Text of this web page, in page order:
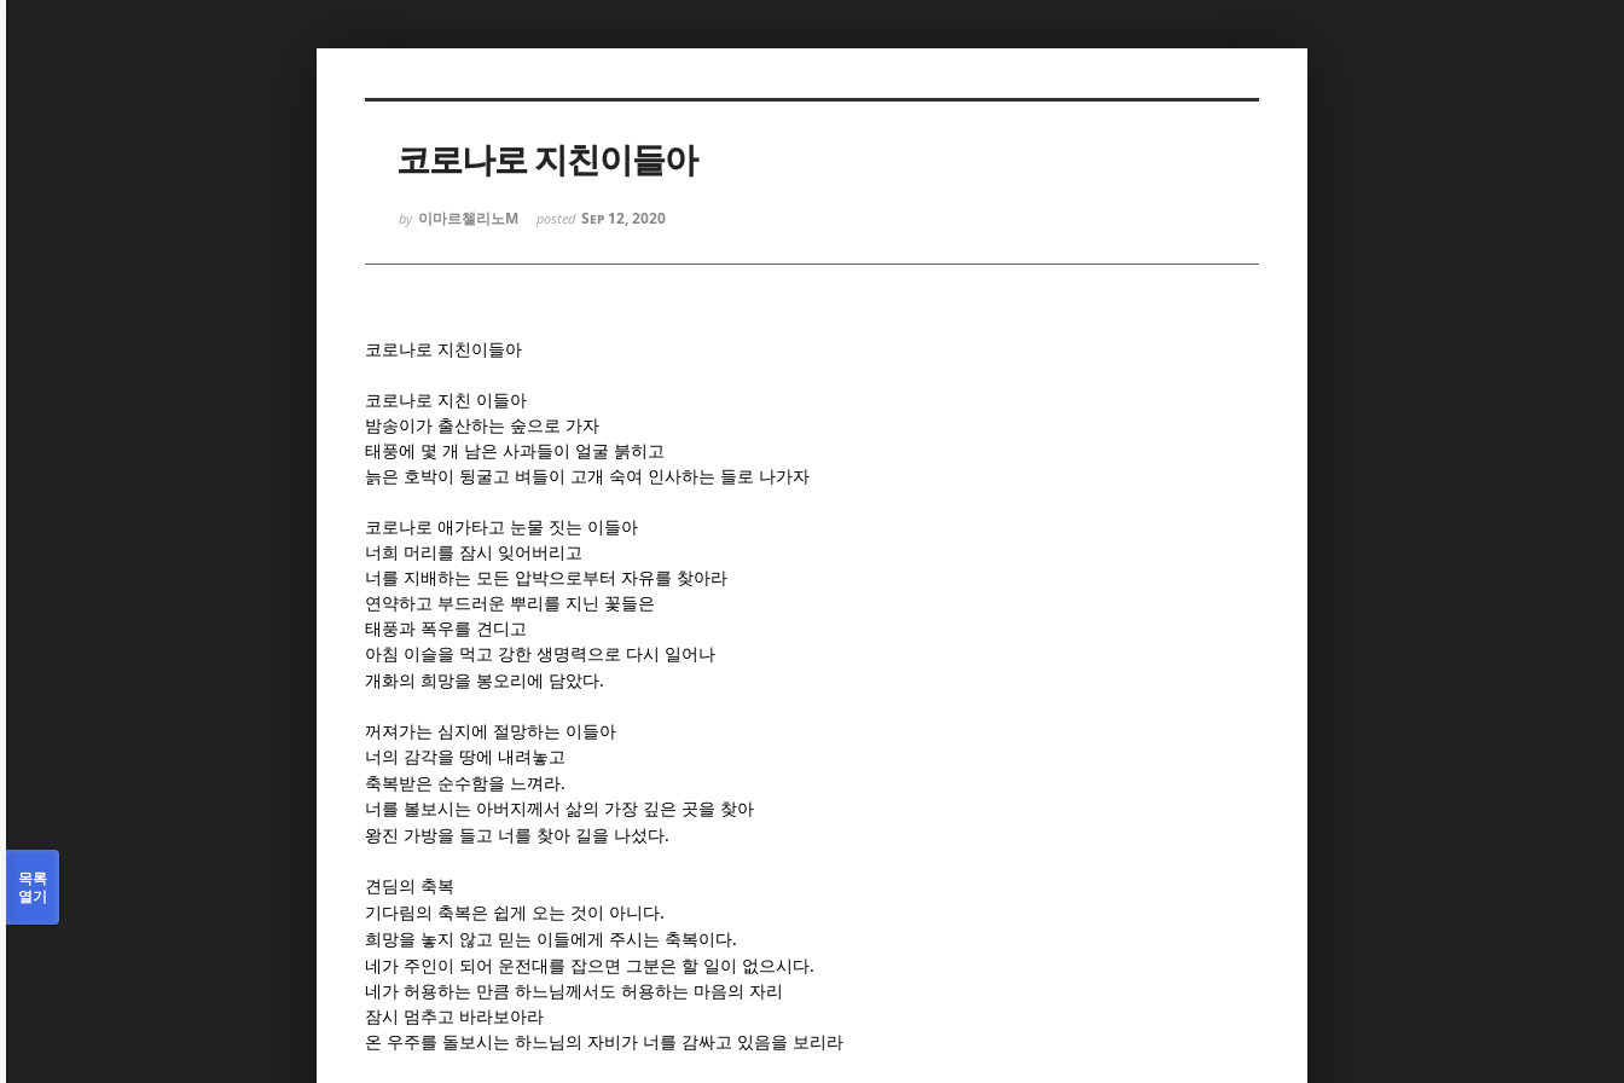
코로나로 지친이들아
by 이마르첼리노M posted Sep 12, 2020
코로나로 지친이들아
코로나로 지친 이들아
밤송이가 출산하는 숲으로 가자
태풍에 몇 개 남은 사과들이 얼굴 붉히고
늙은 호박이 뒹굴고 벼들이 고개 숙여 인사하는 들로 나가자
코로나로 애가타고 눈물 짓는 이들아
너희 머리를 잠시 잊어버리고
너를 지배하는 모든 압박으로부터 자유를 찾아라
연약하고 부드러운 뿌리를 지닌 꽃들은
태풍과 폭우를 견디고
아침 이슬을 먹고 강한 생명력으로 다시 일어나
개화의 희망을 봉오리에 담았다.
꺼져가는 심지에 절망하는 이들아
너의 감각을 땅에 내려놓고
축복받은 순수함을 느껴라.
너를 볼보시는 아버지께서 삶의 가장 깊은 곳을 찾아
왕진 가방을 들고 너를 찾아 길을 나섰다.
견딤의 축복
기다림의 축복은 쉽게 오는 것이 아니다.
희망을 놓지 않고 믿는 이들에게 주시는 축복이다.
네가 주인이 되어 운전대를 잡으면 그분은 할 일이 없으시다.
네가 허용하는 만큼 하느님께서도 허용하는 마음의 자리
잠시 멈추고 바라보아라
온 우주를 돌보시는 하느님의 자비가 너를 감싸고 있음을 보리라
목록
열기
Sketchbook5, 스케치북5
Sketchbook5, 스케치북5